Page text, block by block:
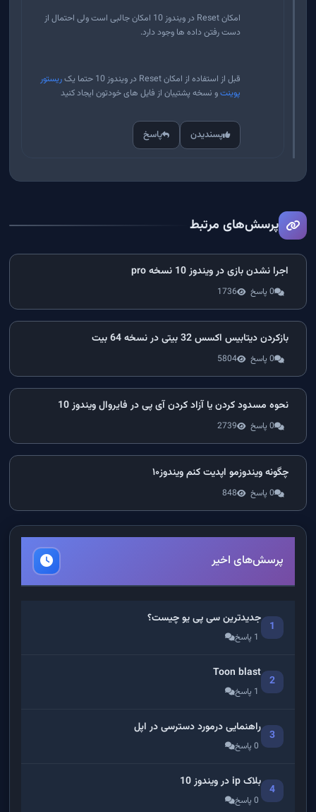
امکان Reset در ویندوز 10 امکان جالبی است ولی احتمال از
دست رفتن داده ها وجود دارد.
قبل از استفاده از امکان Reset در ویندوز 10 حتما یک
ریستور
پوینتو نسخه پشتیبان از فایل های خودتون ایجاد کنید
پسندیدن پاسخ
پرسش‌های مرتبط
اجرا نشدن بازی در ویندوز 10 نسخه pro
0 پاسخ 1736
بازکردن دیتابیس اکسس 32 بیتی در نسخه 64 بیت
0 پاسخ 5804
نحوه مسدود کردن یا آزاد کردن آی پی در فایروال ویندوز 10
0 پاسخ 2739
چگونه ویندوزمو اپدیت کنم ویندوز۱۰
0 پاسخ 848
پرسش‌های اخیر
1
جدیدترین سی پی یو چیست؟
1 پاسخ
2
Toon blast
1 پاسخ
3
راهنمایی درمورد دسترسی در اپل
0 پاسخ
4
بلاک ip در ویندوز 10
0 پاسخ